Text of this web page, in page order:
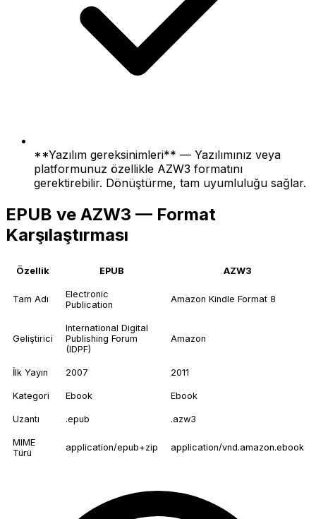
**Yazılım gereksinimleri** — Yazılımınız veya
platformunuz özellikle AZW3 formatını
gerektirebilir. Dönüştürme, tam uyumluluğu sağlar.
EPUB ve AZW3 — Format
Karşılaştırması
Özellik EPUB AZW3
Tam Adı
Electronic
Publication
Amazon Kindle Format 8
Geliştirici
International Digital
Publishing Forum
(IDPF)
Amazon
İlk Yayın 2007 2011
Kategori Ebook Ebook
Uzantı .epub .azw3
MIME
Türü
application/epub+zip application/vnd.amazon.ebook